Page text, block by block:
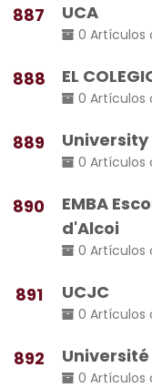
887 UCA
0 Artículos
888 EL
0 Artículos
889
0 Artículos
890
EMBA
d'Alcoi
0 Artículos
891 UCJC
0 Artículos
892
0 Artículos